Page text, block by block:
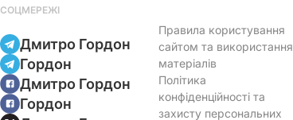
СОЦМЕРЕЖІ
Дмитро Гордон
Гордон
Дмитро Гордон
Гордон
Правила користування
сайтом та використання
матеріалів
Політика
конфіденційності та
захисту персональних